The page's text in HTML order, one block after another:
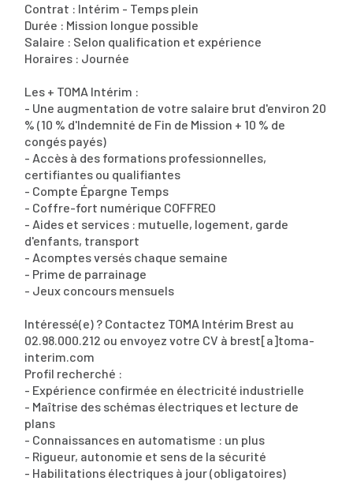
Contrat : Intérim - Temps plein
Durée : Mission longue possible
Salaire : Selon qualification et expérience
Horaires : Journée
Les + TOMA Intérim :
- Une augmentation de votre salaire brut d'environ 20
% (10 % d'Indemnité de Fin de Mission + 10 % de
congés payés)
- Accès à des formations professionnelles,
certifiantes ou qualifiantes
- Compte Épargne Temps
- Coffre-fort numérique COFFREO
- Aides et services : mutuelle, logement, garde
d'enfants, transport
- Acomptes versés chaque semaine
- Prime de parrainage
- Jeux concours mensuels
Intéressé(e) ? Contactez TOMA Intérim Brest au
02.98.000.212 ou envoyez votre CV à brest[a]toma-
interim.com
Profil recherché :
- Expérience confirmée en électricité industrielle
- Maîtrise des schémas électriques et lecture de
plans
- Connaissances en automatisme : un plus
- Rigueur, autonomie et sens de la sécurité
- Habilitations électriques à jour (obligatoires)